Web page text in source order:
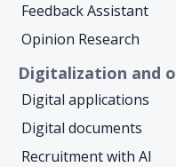
Feedback Assistant
Opinion Research
Digitalization and
Digital applications
Digital documents
Recruitment with AI